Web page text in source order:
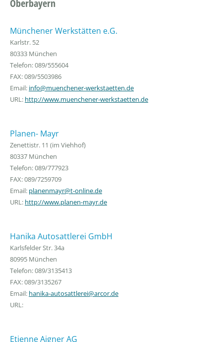
Oberbayern
Münchener Werkstätten e.G.
Karlstr. 52
80333 München
Telefon: 089/555604
FAX: 089/5503986
Email: info@muenchener-werkstaetten.de
URL: http://www.muenchener-werkstaetten.de
Planen- Mayr
Zenettistr. 11 (im Viehhof)
80337 München
Telefon: 089/777923
FAX: 089/7259709
Email: planenmayr@t-online.de
URL: http://www.planen-mayr.de
Hanika Autosattlerei GmbH
Karlsfelder Str. 34a
80995 München
Telefon: 089/3135413
FAX: 089/3135267
Email: hanika-autosattlerei@arcor.de
URL:
Etienne Aigner AG